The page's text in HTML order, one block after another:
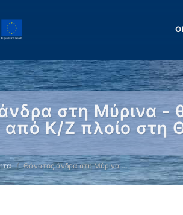
στη Μύρινα -
από Κ/Ζ πλοίο στη
Θάνατος άνδρα στη Μύρινα …